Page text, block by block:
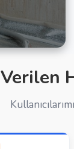
Verilen